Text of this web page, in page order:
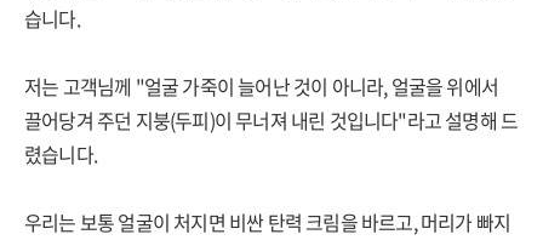
습니다.
저는 고객님께 "얼굴 가죽이 늘어난 것이 아니라, 얼굴을 위에서
끌어당겨 주던 지붕(두피)이 무너져 내린 것입니다"라고 설명해 드
렸습니다.
우리는 보통 얼굴이 처지면 비싼 탄력 크림을 바르고, 머리가 빠지